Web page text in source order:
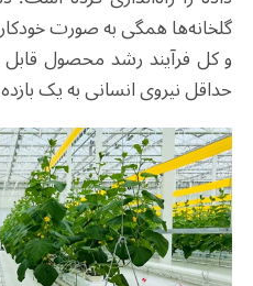
گلخانه‌ها همگی به صورت
و کل فرآیند رشد محصول قابل
حداقل نیروی انسانی به یک